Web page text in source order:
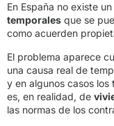
En España no existe
temporales que se
como acuerden
El problema aparece
una causa real de
y en algunos casos
es, en realidad, de
las normas de los